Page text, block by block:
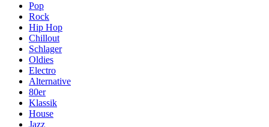
Pop
Rock
Hip Hop
Chillout
Schlager
Oldies
Electro
Alternative
80er
Klassik
House
Jazz